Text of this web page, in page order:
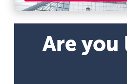
Are